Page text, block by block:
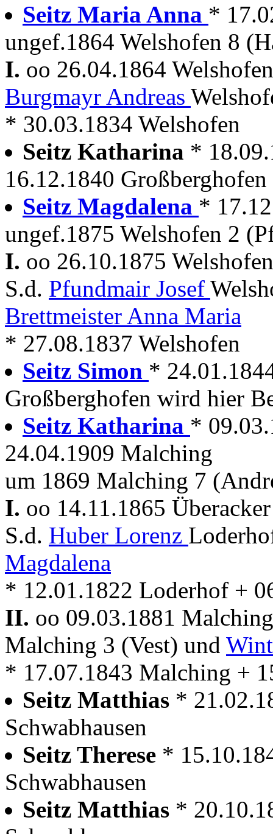
Seitz Maria Anna *
ungef.1864 Welshofen 8
I. oo 26.04.1864
Burgmayr Andreas
* 30.03.1834 Welshofen
Seitz Katharina *
16.12.1840 Großberghofen
Seitz Magdalena *
ungef.1875 Welshofen 2
I. oo 26.10.1875
S.d. Pfundmair Josef
Brettmeister Anna Maria
* 27.08.1837 Welshofen
Seitz Simon *
Großberghofen wird hier
Seitz Katharina *
24.04.1909 Malching
um 1869 Malching 7
I. oo 14.11.1865
S.d. Huber Lorenz
Magdalena
* 12.01.1822 Loderhof +
II. oo 09.03.1881
Malching 3 (Vest) und
* 17.07.1843 Malching +
Seitz Matthias *
Schwabhausen
Seitz Therese *
Schwabhausen
Seitz Matthias *